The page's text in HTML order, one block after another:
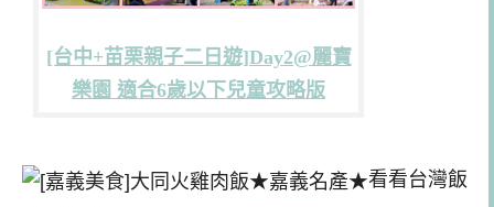
[台中+苗栗親子二日遊]Day2@麗寶
樂園 適合6歲以下兒童攻略版
看看台灣飯